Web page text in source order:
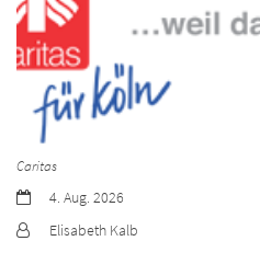
Caritas
Datum:4. Aug. 2026
Von:
Elisabeth Kalb